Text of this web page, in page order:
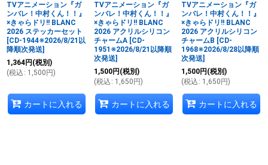
TVアニメーション『ガ
ンバレ！中村くん！！』
×きゃらドリ!! BLANC
2026 ステッカーセット
[CD-1944※2026/8/21以
降順次発送]
1,364円 (税別)
(税込 : 1,500 円)
カートに入れる
TVアニメーション『ガ
ンバレ！中村くん！！』
×きゃらドリ!! BLANC
2026 アクリルシリコン
チャームA [CD-
1951※2026/8/21以降順
次発送]
1,500円 (税別)
(税込 : 1,650 円)
カートに入れる
TVアニメーション『ガ
ンバレ！中村くん！！』
×きゃらドリ!! BLANC
2026 アクリルシリコン
チャームB [CD-
1968※2026/8/28以降順
次発送]
1,500円 (税別)
(税込 : 1,650 円)
カートに入れる